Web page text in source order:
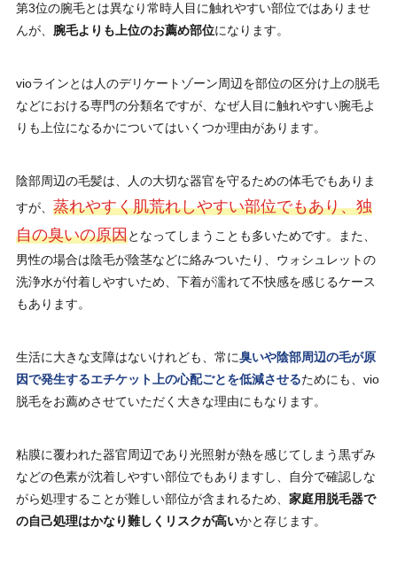
第3位の腕毛とは異なり常時人目に触れやすい部位ではありませ
んが、 腕毛よりも上位のお薦め部位になります。
vioラインとは人のデリケートゾーン周辺を部位の区分け上の脱毛
などにおける専門の分類名ですが、なぜ人目に触れやすい腕毛よ
りも上位になるかについてはいくつか理由があります。
陰部周辺の毛髪は、人の大切な器官を守るための体毛でもありま
すが、 蒸れやすく肌荒れしやすい部位でもあり、独
自の臭いの原因となってしまうことも多いためです。また、
男性の場合は陰毛が陰茎などに絡みついたり、ウォシュレットの
洗浄水が付着しやすいため、下着が濡れて不快感を感じるケース
もあります。
生活に大きな支障はないけれども、常に臭いや陰部周辺の毛が原
因で発生するエチケット上の心配ごとを低減させるためにも、vio
脱毛をお薦めさせていただく大きな理由にもなります。
粘膜に覆われた器官周辺であり光照射が熱を感じてしまう黒ずみ
などの色素が沈着しやすい部位でもありますし、自分で確認しな
がら処理することが難しい部位が含まれるため、 家庭用脱毛器で
の自己処理はかなり難しくリスクが高いかと存じます。